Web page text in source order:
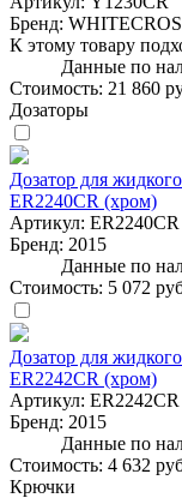
Бренд:
К этому товару
Данные по
Стоимость: 21 860
Дозаторы
Дозатор для
ER2240CR (хром)
Артикул: ER2240CR
Бренд: 2015
Данные по
Стоимость: 5 072
Дозатор для
ER2242CR (хром)
Артикул: ER2242CR
Бренд: 2015
Данные по
Стоимость: 4 632
Крючки